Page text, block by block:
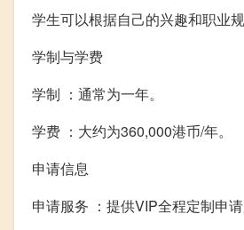
学生可以根据自己的兴趣和职业
学制与学费
学制 ：通常为一年。
学费 ：大约为360,000港币/年。
申请信息
申请服务 ：提供VIP全程定制申请